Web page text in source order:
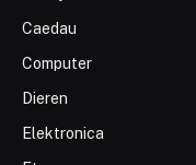
Caedau
Computer
Dieren
Elektronica